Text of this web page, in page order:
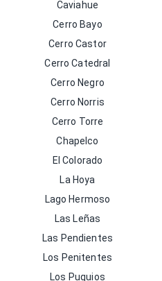
Caviahue
Cerro Bayo
Cerro Castor
Cerro Catedral
Cerro Negro
Cerro Norris
Cerro Torre
Chapelco
El Colorado
La Hoya
Lago Hermoso
Las Leñas
Las Pendientes
Los Penitentes
Los Puquios